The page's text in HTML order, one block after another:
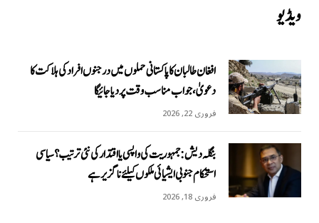
ویڈیو
افغان طالبان کا پاکستانی حملوں میں درجنوں افراد کی ہلاکت کا
دعویٰ، جواب مناسب وقت پر دیا جائیگا
فروری 22, 2026
بنگلہ دیش: جمہوریت کی واپسی یا اقتدار کی نئی ترتیب؟ سیاسی
استحکام جنوبی ایشیائی ملکوں کیلئے ناگزیر ہے
فروری 18, 2026